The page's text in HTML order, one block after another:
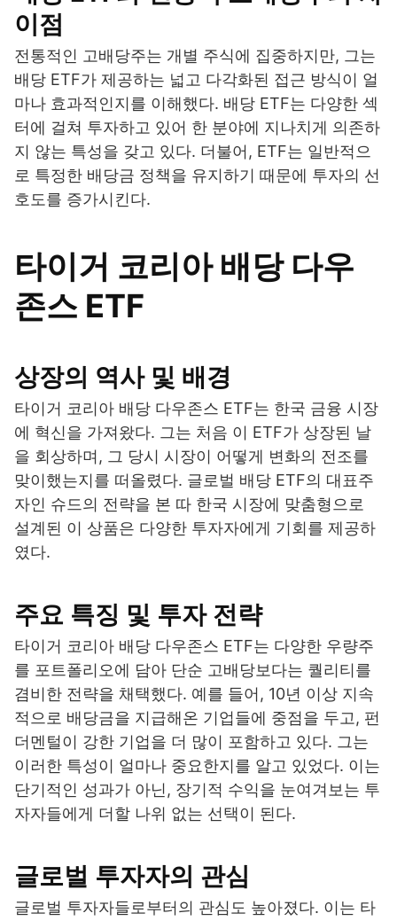
이점
전통적인 고배당주는 개별 주식에 집중하지만, 그는
배당 ETF가 제공하는 넓고 다각화된 접근 방식이 얼
마나 효과적인지를 이해했다. 배당 ETF는 다양한 섹
터에 걸쳐 투자하고 있어 한 분야에 지나치게 의존하
지 않는 특성을 갖고 있다. 더불어, ETF는 일반적으
로 특정한 배당금 정책을 유지하기 때문에 투자의 선
호도를 증가시킨다.
타이거 코리아 배당 다우
존스 ETF
상장의 역사 및 배경
타이거 코리아 배당 다우존스 ETF는 한국 금융 시장
에 혁신을 가져왔다. 그는 처음 이 ETF가 상장된 날
을 회상하며, 그 당시 시장이 어떻게 변화의 전조를
맞이했는지를 떠올렸다. 글로벌 배당 ETF의 대표주
자인 슈드의 전략을 본 따 한국 시장에 맞춤형으로
설계된 이 상품은 다양한 투자자에게 기회를 제공하
였다.
주요 특징 및 투자 전략
타이거 코리아 배당 다우존스 ETF는 다양한 우량주
를 포트폴리오에 담아 단순 고배당보다는 퀄리티를
겸비한 전략을 채택했다. 예를 들어, 10년 이상 지속
적으로 배당금을 지급해온 기업들에 중점을 두고, 펀
더멘털이 강한 기업을 더 많이 포함하고 있다. 그는
이러한 특성이 얼마나 중요한지를 알고 있었다. 이는
단기적인 성과가 아닌, 장기적 수익을 눈여겨보는 투
자자들에게 더할 나위 없는 선택이 된다.
글로벌 투자자의 관심
글로벌 투자자들로부터의 관심도 높아졌다. 이는 타